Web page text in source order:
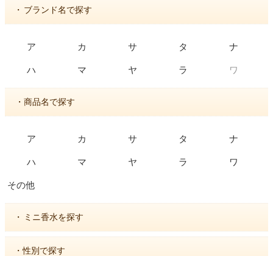
・ ブランド名で探す
ア カ サ タ ナ
ハ マ ヤ ラ ワ
・商品名で探す
ア カ サ タ ナ
ハ マ ヤ ラ ワ
その他
・ ミニ香水を探す
・性別で探す